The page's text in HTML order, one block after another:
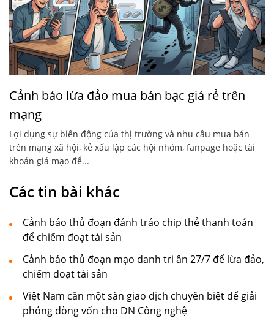
Cảnh báo lừa đảo mua bán bạc giá rẻ trên
mạng
Lợi dụng sự biến động của thị trường và nhu cầu mua bán
trên mạng xã hội, kẻ xấu lập các hội nhóm, fanpage hoặc tài
khoản giả mạo để...
Các tin bài khác
Cảnh báo thủ đoạn đánh tráo chip thẻ thanh toán
để chiếm đoạt tài sản
Cảnh báo thủ đoạn mạo danh tri ân 27/7 để lừa đảo,
chiếm đoạt tài sản
Việt Nam cần một sàn giao dịch chuyên biệt để giải
phóng dòng vốn cho DN Công nghệ